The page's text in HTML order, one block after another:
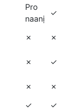
Pro
naanị
✓
✗
✗
✗
✓
✗
✗
✓ ✓